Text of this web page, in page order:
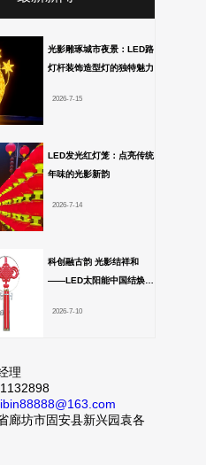
光影雕琢城市夜景：LED路
灯杆装饰造型灯的独特魅力
2026-7-15
LED发光红灯笼：点亮传统
年味的光影新韵
2026-7-14
科创融古韵 光影结祥和
——LED太阳能中国结焕新
2026-7-10
理
廊坊市固安县新兴园袁各